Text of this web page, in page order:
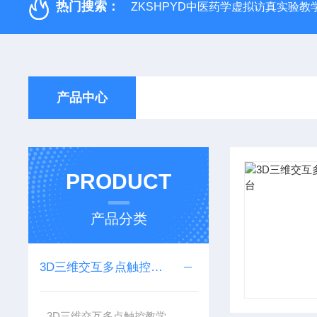
热门搜索： ZKSHPYD中医药学虚拟访真实验教
产品中心
PRODUCT
产品分类
3D三维交互多点触控教学